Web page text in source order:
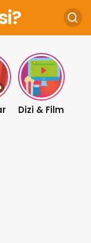
Dizi & Film